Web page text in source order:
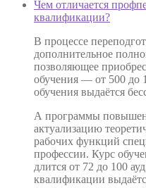
Чем отличается
квалификации?
В процессе
дополнительное
позволяющее
обучения — от 500 до
обучения выдаётся
А программы
актуализацию
рабочих функций
профессии. Курс
длится от 72 до 100
квалификации